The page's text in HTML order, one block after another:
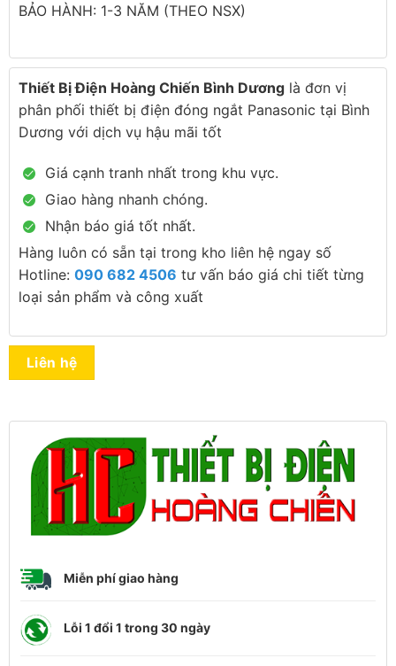
BẢO HÀNH: 1-3 NĂM (THEO NSX)
Thiết Bị Điện Hoàng Chiến Bình Dương là đơn vị
phân phối thiết bị điện đóng ngắt Panasonic tại Bình
Dương với dịch vụ hậu mãi tốt
Giá cạnh tranh nhất trong khu vực.
Giao hàng nhanh chóng.
Nhận báo giá tốt nhất.
Hàng luôn có sẵn tại trong kho liên hệ ngay số
Hotline: 090 682 4506 tư vấn báo giá chi tiết từng
loại sản phẩm và công xuất
Liên hệ
Miễn phí giao hàng
Lỗi 1 đổi 1 trong 30 ngày